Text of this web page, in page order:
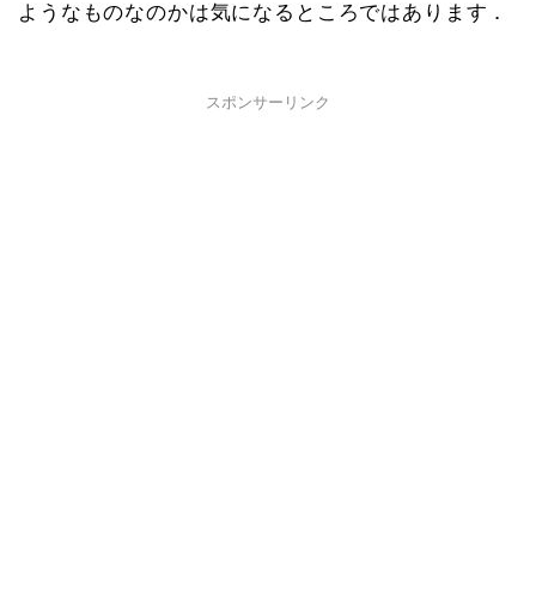
ようなものなのかは気になるところではあります．
スポンサーリンク